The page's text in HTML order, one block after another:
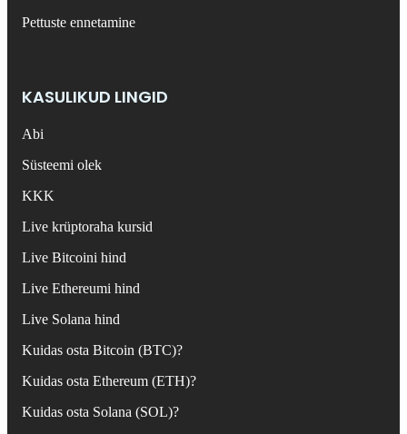
Pettuste ennetamine
KASULIKUD LINGID
Abi
Süsteemi olek
KKK
Live krüptoraha kursid
Live Bitcoini hind
Live Ethereumi hind
Live Solana hind
Kuidas osta Bitcoin (BTC)?
Kuidas osta Ethereum (ETH)?
Kuidas osta Solana (SOL)?